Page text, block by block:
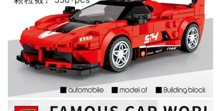
Оставьте отзыв (не менее 50 символов) о товаре
через системуЯндекс.Маркетс обязательным
указанием номера и даты заказа в нашем магазине
и получите купон на скидку 150₽
...уже сейчас
Участвуйте в конкурсах и розыгрышах в нашейгруппе
ВКи выигрывайте отличные призы!